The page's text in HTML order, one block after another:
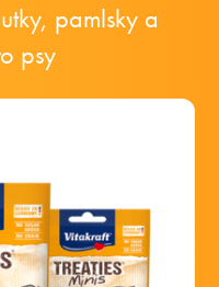
pamlsky a
psy